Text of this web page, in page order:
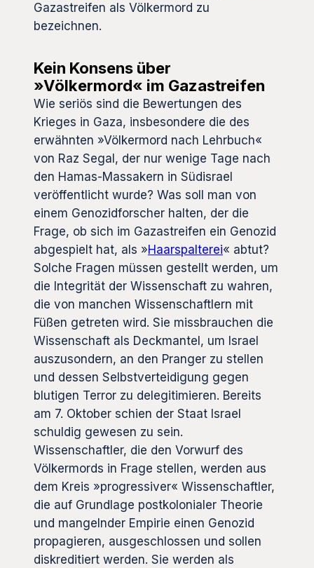
Gazastreifen als Völkermord zu
bezeichnen.
Kein Konsens über
»Völkermord« im Gazastreifen
Wie seriös sind die Bewertungen des
Krieges in Gaza, insbesondere die des
erwähnten »Völkermord nach Lehrbuch«
von Raz Segal, der nur wenige Tage nach
den Hamas-Massakern in Südisrael
veröffentlicht wurde? Was soll man von
einem Genozidforscher halten, der die
Frage, ob sich im Gazastreifen ein Genozid
abgespielt hat, als »Haarspalterei« abtut?
Solche Fragen müssen gestellt werden, um
die Integrität der Wissenschaft zu wahren,
die von manchen Wissenschaftlern mit
Füßen getreten wird. Sie missbrauchen die
Wissenschaft als Deckmantel, um Israel
auszusondern, an den Pranger zu stellen
und dessen Selbstverteidigung gegen
blutigen Terror zu delegitimieren. Bereits
am 7. Oktober schien der Staat Israel
schuldig gewesen zu sein.
Wissenschaftler, die den Vorwurf des
Völkermords in Frage stellen, werden aus
dem Kreis »progressiver« Wissenschaftler,
die auf Grundlage postkolonialer Theorie
und mangelnder Empirie einen Genozid
propagieren, ausgeschlossen und sollen
diskreditiert werden. Sie werden als